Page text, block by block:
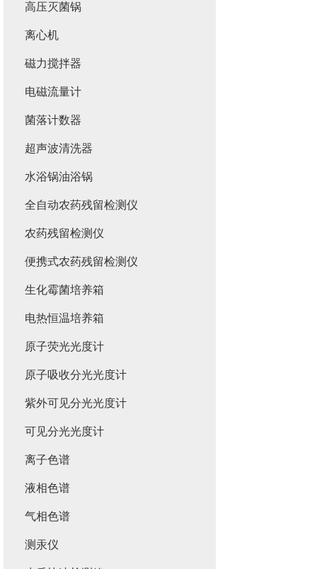
高压灭菌锅
离心机
磁力搅拌器
电磁流量计
菌落计数器
超声波清洗器
水浴锅油浴锅
全自动农药残留检测仪
农药残留检测仪
便携式农药残留检测仪
生化霉菌培养箱
电热恒温培养箱
原子荧光光度计
原子吸收分光光度计
紫外可见分光光度计
可见分光光度计
离子色谱
液相色谱
气相色谱
测汞仪